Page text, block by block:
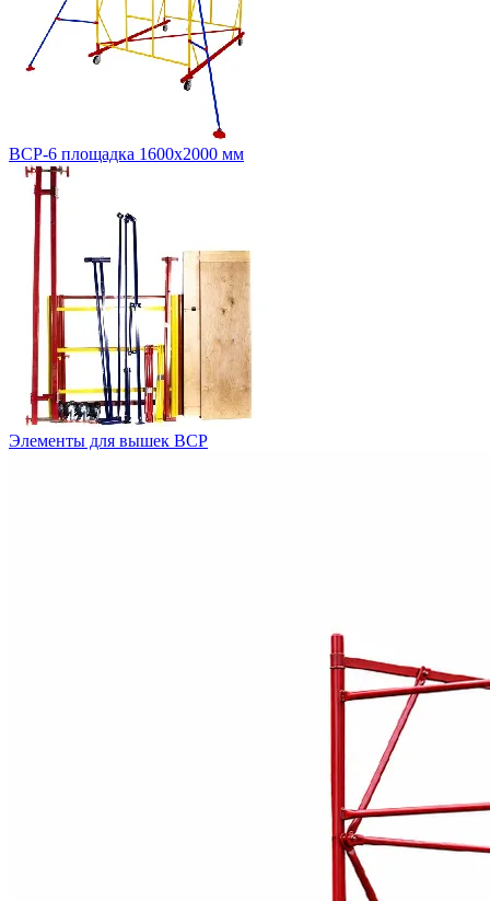
ВСР-6 площадка 1600х2000 мм
Элементы для вышек ВСР